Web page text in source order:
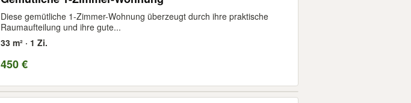
Diese gemütliche 1-Zimmer-Wohnung überzeugt durch ihre praktische
Raumaufteilung und ihre gute...
33 m² · 1 Zi.
450 €